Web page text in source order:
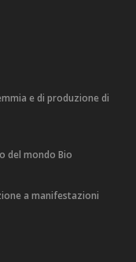
e di produzione di
del mondo Bio
a manifestazioni